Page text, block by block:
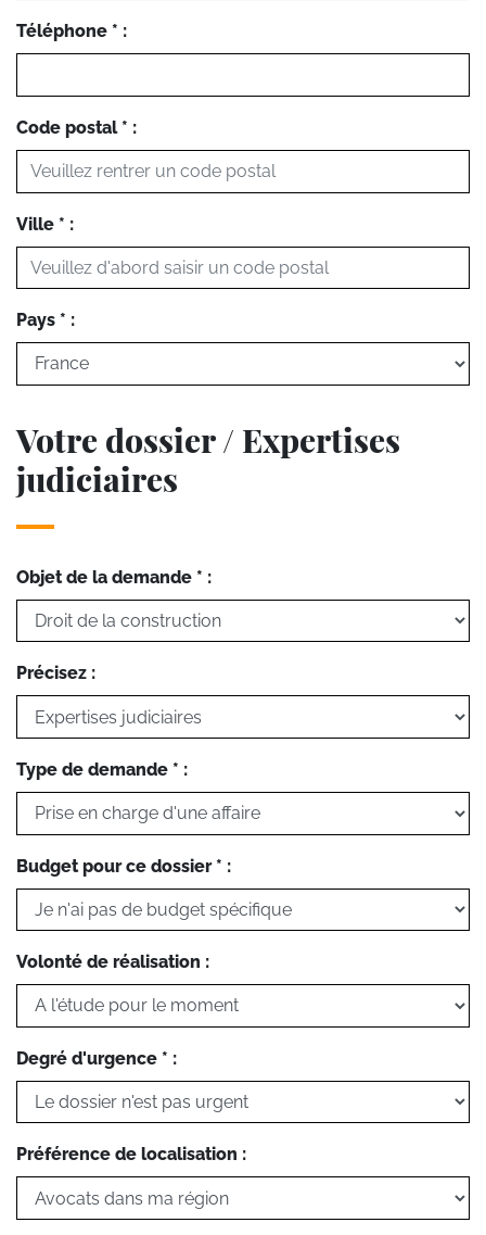
Téléphone * :
Code postal * :
Ville * :
Pays * :
Votre dossier / Expertises
judiciaires
Objet de la demande * :
Précisez :
Type de demande * :
Budget pour ce dossier * :
Volonté de réalisation :
Degré d'urgence * :
Préférence de localisation :